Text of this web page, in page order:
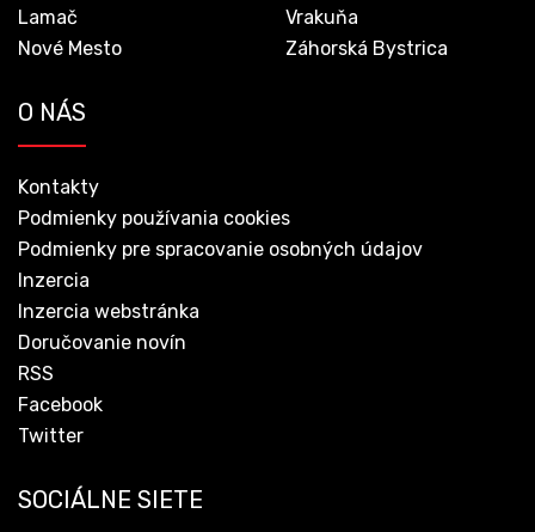
Lamač
Nové Mesto
Vrakuňa
Záhorská Bystrica
O NÁS
Kontakty
Podmienky používania cookies
Podmienky pre spracovanie osobných údajov
Inzercia
Inzercia webstránka
Doručovanie novín
RSS
Facebook
Twitter
SOCIÁLNE SIETE